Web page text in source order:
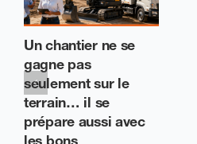
Un chantier ne se
gagne pas
seulement sur le
terrain… il se
prépare aussi avec
les bons